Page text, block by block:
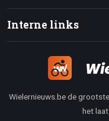
Interne links
Wielernieuws.be de
het